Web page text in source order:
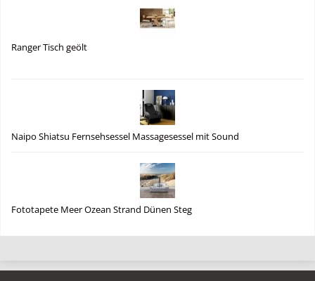
Ranger Tisch geölt
Naipo Shiatsu Fernsehsessel Massagesessel mit Sound
Fototapete Meer Ozean Strand Dünen Steg